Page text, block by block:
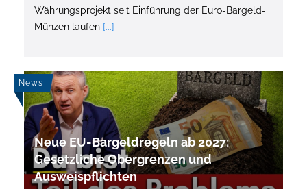
Währungsprojekt seit Einführung der Euro-Bargeld-
Münzen laufen [...]
News
Neue EU-Bargeldregeln ab 2027:
Gesetzliche Obergrenzen und
Ausweispflichten